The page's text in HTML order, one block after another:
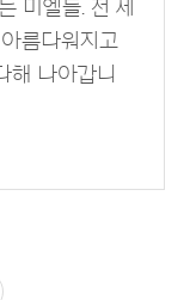
미엘들. 전 세
름다워지고
해 나아갑니